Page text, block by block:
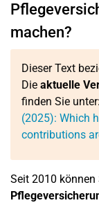
machen?
Dieser Text
Die aktuelle
finden Sie unter:
(2025): Which
contributions
Seit 2010 können